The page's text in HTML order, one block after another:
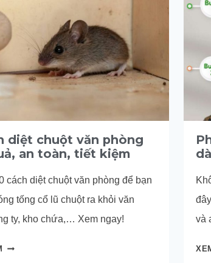
diệt chuột văn phòng
an toàn, tiết kiệm
cách diệt chuột văn phòng để bạn
tống cổ lũ chuột ra khỏi văn
ty, kho chứa,… Xem ngay!
10
và